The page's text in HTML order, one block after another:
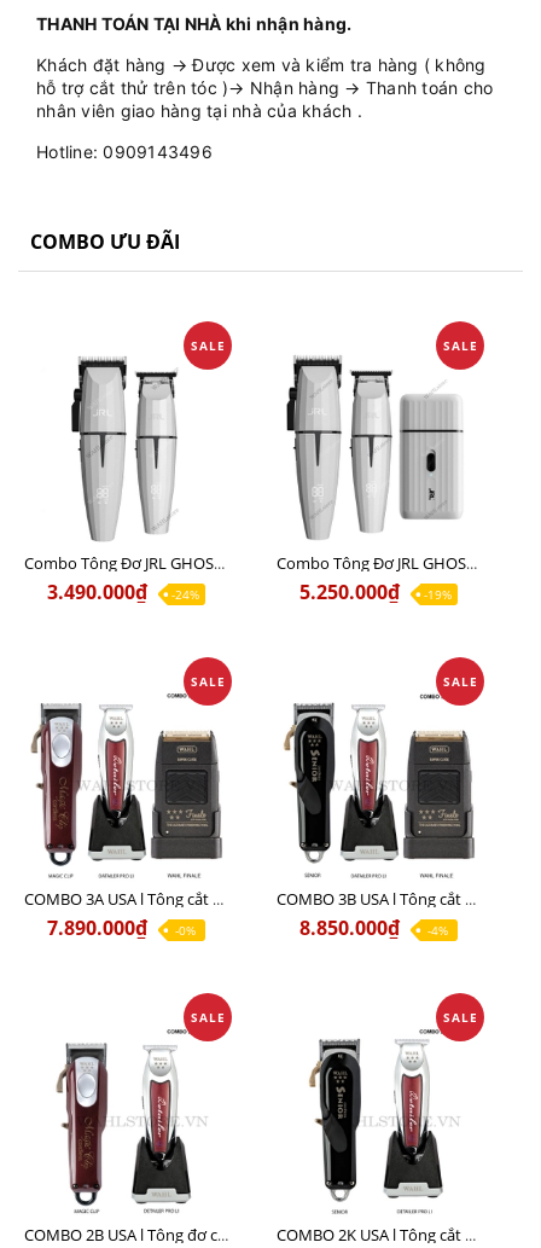
THANH TOÁN TẠI NHÀ khi nhận hàng.
Khách đặt hàng → Được xem và kiểm tra hàng ( không
hỗ trợ cắt thử trên tóc )→ Nhận hàng → Thanh toán cho
nhân viên giao hàng tại nhà của khách .
Hotline: 0909143496
COMBO ƯU ĐÃI
SALE
Combo Tông Đơ JRL GHOST 1 Limited Edition Chính Hãng USA
3.490.000₫ -24%
SALE
Combo Tông Đơ JRL GHOST 2 Limited Edition Chính Hãng USA
5.250.000₫ -19%
SALE
COMBO 3A USA l Tông cắt MAGIC + Tông viền DETAILER PRO LI + Cạo khô FINALE
7.890.000₫ -0%
SALE
COMBO 3B USA l Tông cắt SENIOR + Tông viền DETAILER PRO LI + Cạo khô FINALE
8.850.000₫ -4%
SALE
COMBO 2B USA l Tông đơ cắt Magic clip Red + Tông đơ viền Detailer Pro Li
SALE
COMBO 2K USA l Tông cắt SENIOR +Tông viền DETAILER PRO LI